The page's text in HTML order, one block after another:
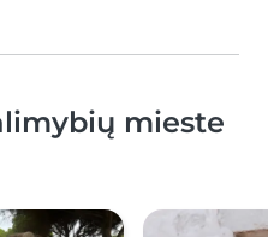
mieste